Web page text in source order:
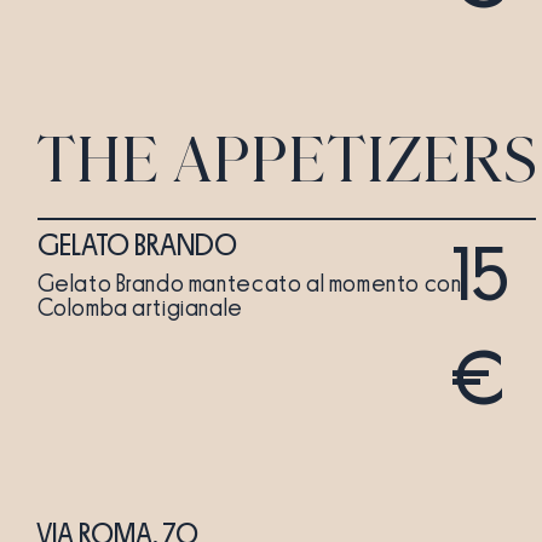
GELATO BRANDO
Gelato Brando mantecato al momento con
Colomba artigianale
15
€
THE APPETIZERS
VIA ROMA, 70